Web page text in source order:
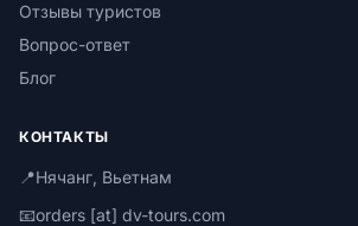
Отзывы туристов
Вопрос-ответ
Блог
КОНТАКТЫ
📍Нячанг, Вьетнам
📧orders [at] dv-tours.com